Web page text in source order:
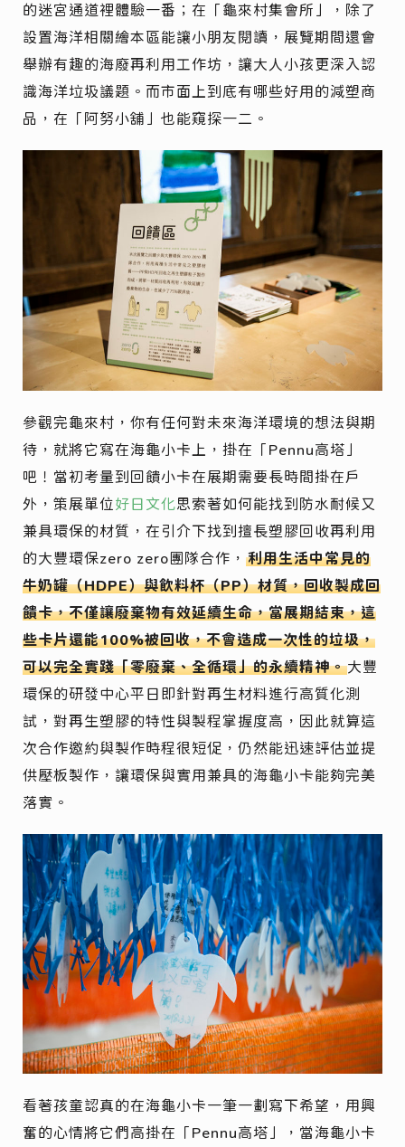
的迷宮通道裡體驗一番；在「龜來村集會所」，除了
設置海洋相關繪本區能讓小朋友閱讀，展覽期間還會
舉辦有趣的海廢再利用工作坊，讓大人小孩更深入認
識海洋垃圾議題。而市面上到底有哪些好用的減塑商
品，在「阿努小舖」也能窺探一二。
參觀完龜來村，你有任何對未來海洋環境的想法與期
待，就將它寫在海龜小卡上，掛在「Pennu高塔」
吧！當初考量到回饋小卡在展期需要長時間掛在戶
外，策展單位好日文化思索著如何能找到防水耐候又
兼具環保的材質，在引介下找到擅長塑膠回收再利用
的大豐環保zero zero團隊合作，利用生活中常見的
牛奶罐（HDPE）與飲料杯（PP）材質，回收製成回
饋卡，不僅讓廢棄物有效延續生命，當展期結束，這
些卡片還能100%被回收，不會造成一次性的垃圾，
可以完全實踐「零廢棄、全循環」的永續精神。大豐
環保的研發中心平日即針對再生材料進行高質化測
試，對再生塑膠的特性與製程掌握度高，因此就算這
次合作邀約與製作時程很短促，仍然能迅速評估並提
供壓板製作，讓環保與實用兼具的海龜小卡能夠完美
落實。
看著孩童認真的在海龜小卡一筆一劃寫下希望，用興
奮的心情將它們高掛在「Pennu高塔」，當海龜小卡